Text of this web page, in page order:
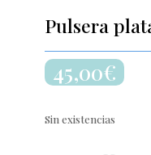
Pulsera
45,00€
Sin existencias